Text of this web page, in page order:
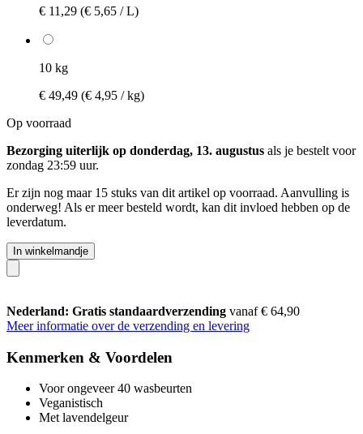
€ 11,29 (€ 5,65 / L)
10 kg
€ 49,49 (€ 4,95 / kg)
Op voorraad
Bezorging uiterlijk op donderdag, 13. augustus als je bestelt voor
zondag 23:59 uur.
Er zijn nog maar 15 stuks van dit artikel op voorraad. Aanvulling is
onderweg! Als er meer besteld wordt, kan dit invloed hebben op de
leverdatum.
In winkelmandje
Nederland: Gratis standaardverzending vanaf € 64,90
Meer informatie over de verzending en levering
Kenmerken & Voordelen
Voor ongeveer 40 wasbeurten
Veganistisch
Met lavendelgeur